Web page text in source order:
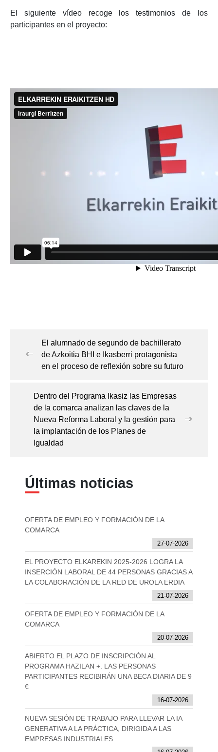
El siguiente vídeo recoge los testimonios de los
participantes en el proyecto:
entradas
El alumnado de segundo de bachillerato
de Azkoitia BHI e Ikasberri protagonista
en el proceso de reflexión sobre su futuro
Dentro del Programa Ikasiz las Empresas
de la comarca analizan las claves de la
Nueva Reforma Laboral y la gestión para
la implantación de los Planes de
Igualdad
Últimas noticias
OFERTA DE EMPLEO Y FORMACIÓN DE LA
COMARCA
27-07-2026
EL PROYECTO ELKAREKIN 2025-2026 LOGRA LA
INSERCIÓN LABORAL DE 44 PERSONAS GRACIAS A
LA COLABORACIÓN DE LA RED DE UROLA ERDIA
21-07-2026
OFERTA DE EMPLEO Y FORMACIÓN DE LA
COMARCA
20-07-2026
ABIERTO EL PLAZO DE INSCRIPCIÓN AL
PROGRAMA HAZILAN +. LAS PERSONAS
PARTICIPANTES RECIBIRÁN UNA BECA DIARIA DE 9
€
16-07-2026
NUEVA SESIÓN DE TRABAJO PARA LLEVAR LA IA
GENERATIVA A LA PRÁCTICA, DIRIGIDA A LAS
EMPRESAS INDUSTRIALES